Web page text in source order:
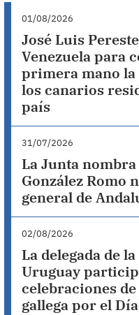
01/08/2026
José Luis
Venezuela para
primera mano
los canarios
país
31/07/2026
La Junta
González Romo
general de
02/08/2026
La delegada de
Uruguay
celebraciones
gallega por el